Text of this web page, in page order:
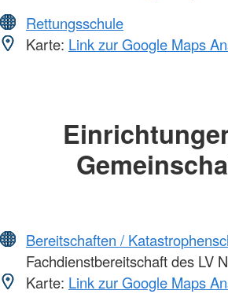
Rettungsschule
Karte: Link zur Google Maps
Bereitschaften /
Fachdienstbereitschaft des LV
Karte: Link zur Google Maps